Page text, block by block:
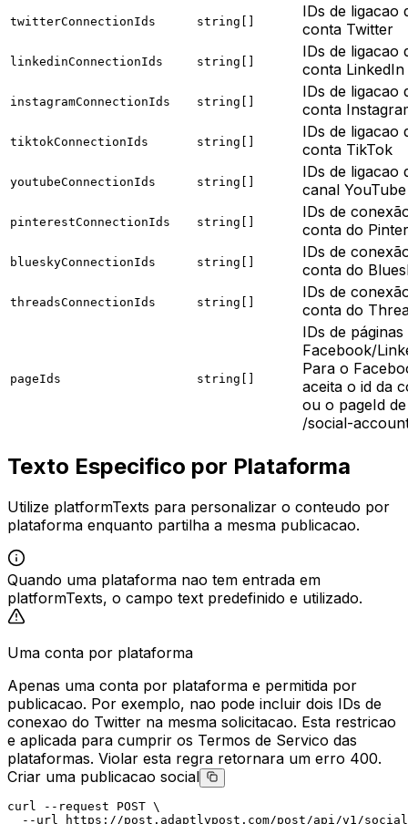
twitterConnectionIds string[]
IDs de ligacao
conta Twitter
linkedinConnectionIds string[]
IDs de ligacao
conta LinkedIn
instagramConnectionIds string[]
IDs de ligacao
conta
tiktokConnectionIds string[]
IDs de ligacao
conta TikTok
youtubeConnectionIds string[]
IDs de ligacao
canal YouTube
pinterestConnectionIds string[]
IDs de
conta do
blueskyConnectionIds string[]
IDs de
conta do
threadsConnectionIds string[]
IDs de
conta do
pageIds string[]
IDs de páginas
Facebook/
Para o
aceita o id da
ou o pageId de
/social-
Texto Especifico por Plataforma
Utilize platformTexts para personalizar o conteudo por
plataforma enquanto partilha a mesma publicacao.
Quando uma plataforma nao tem entrada em
platformTexts, o campo text predefinido e utilizado.
Uma conta por plataforma
Apenas uma conta por plataforma e permitida por
publicacao. Por exemplo, nao pode incluir dois IDs de
conexao do Twitter na mesma solicitacao. Esta restricao
e aplicada para cumprir os Termos de Servico das
plataformas. Violar esta regra retornara um erro 400.
Criar uma publicacao social
curl --request POST \
--url https://post.adaptlypost.com/post/api/v1/